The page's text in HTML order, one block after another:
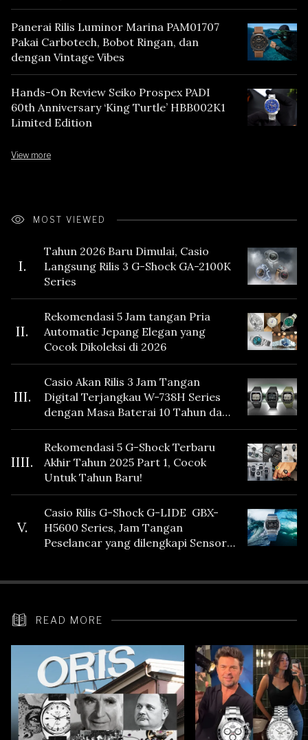
Panerai Rilis Luminor Marina PAM01707
Pakai Carbotech, Bobot Ringan, dan
dengan Vintage Vibes
Hands-On Review Seiko Prospex PADI
60th Anniversary ‘King Turtle’ HBB002K1
Limited Edition
View more
MOST VIEWED
I.
Tahun 2026 Baru Dimulai, Casio
Langsung Rilis 3 G-Shock GA-2100K
Series
II.
Rekomendasi 5 Jam tangan Pria
Automatic Jepang Elegan yang
Cocok Dikoleksi di 2026
III.
Casio Akan Rilis 3 Jam Tangan
Digital Terjangkau W-738H Series
dengan Masa Baterai 10 Tahun dan
Fitur Vibration
IIII.
Rekomendasi 5 G-Shock Terbaru
Akhir Tahun 2025 Part 1, Cocok
Untuk Tahun Baru!
V.
Casio Rilis G-Shock G-LIDE GBX-
H5600 Series, Jam Tangan
Peselancar yang dilengkapi Sensor
READ MORE